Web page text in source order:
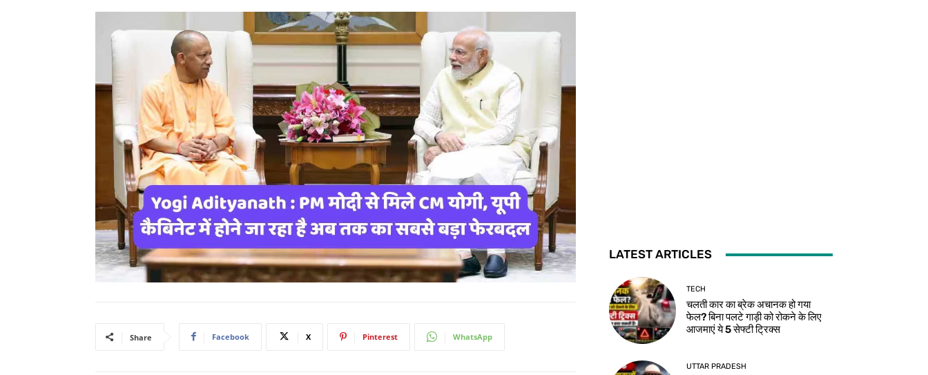
Share Facebook X Pinterest WhatsApp
LATEST ARTICLES
TECH
चलती कार का ब्रेक अचानक हो गया
फेल? बिना पलटे गाड़ी को रोकने के लिए
आजमाएं ये 5 सेफ्टी ट्रिक्स
UTTAR PRADESH